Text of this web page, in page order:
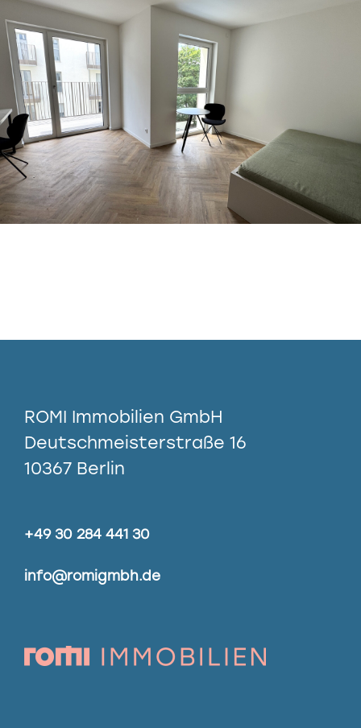
ROMI Immobilien GmbH
Deutschmeisterstraße 16
10367 Berlin
+49 30 284 441 30
info@romigmbh.de